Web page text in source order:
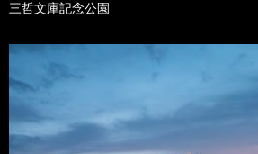
三哲文庫記念公園